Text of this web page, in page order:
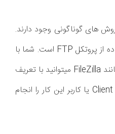
روش های گوناگونی وجود دارند.
یکی از رایجترین روش ها استفاده از پروتکل FTP است. شما با
استفاده از یک نرم افزار FTP مانند FileZilla میتوانید با تعریف
کاربران در سمت سرور و سمت Client یا کاربر این کار را انجام